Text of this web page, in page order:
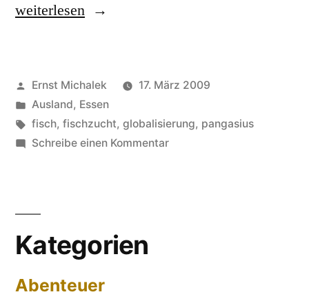
„Der
Tod
eines
Fischstäbchens“
weiterlesen
Veröffentlicht
von
Ernst Michalek
17. März 2009
Veröffentlicht
unter
Ausland, Essen
Schlagwörter:
fisch, fischzucht, globalisierung, pangasius
Schreibe einen Kommentarzu
Kategorien
Abenteuer